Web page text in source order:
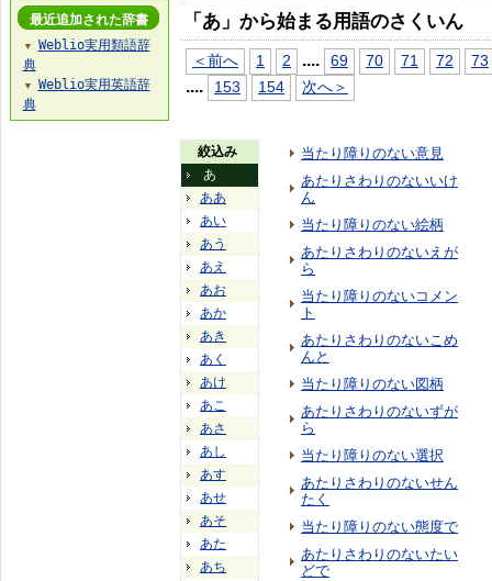
「あ」から始まる用語のさくいん
＜前へ 1 2 .... 69 70 71 72 73
.... 153 154 次へ＞
絞込み
あ
ああ
あい
あう
あえ
あお
あか
あき
あく
あけ
あこ
あさ
あし
あす
あせ
あそ
あた
あち
当たり障りのない意見
あたりさわりのないいけ
ん
当たり障りのない絵柄
あたりさわりのないえが
ら
当たり障りのないコメン
ト
あたりさわりのないこめ
んと
当たり障りのない図柄
あたりさわりのないずが
ら
当たり障りのない選択
あたりさわりのないせん
たく
当たり障りのない態度で
あたりさわりのないたい
どで
最近追加された辞書
▼
Weblio実用類語辞
典
▼
Weblio実用英語辞
典